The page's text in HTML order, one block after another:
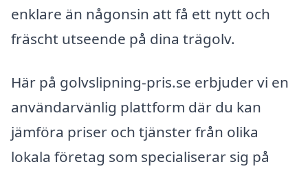
enklare än någonsin att få ett nytt och
fräscht utseende på dina trägolv.
Här på golvslipning-pris.se erbjuder vi en
användarvänlig plattform där du kan
jämföra priser och tjänster från olika
lokala företag som specialiserar sig på